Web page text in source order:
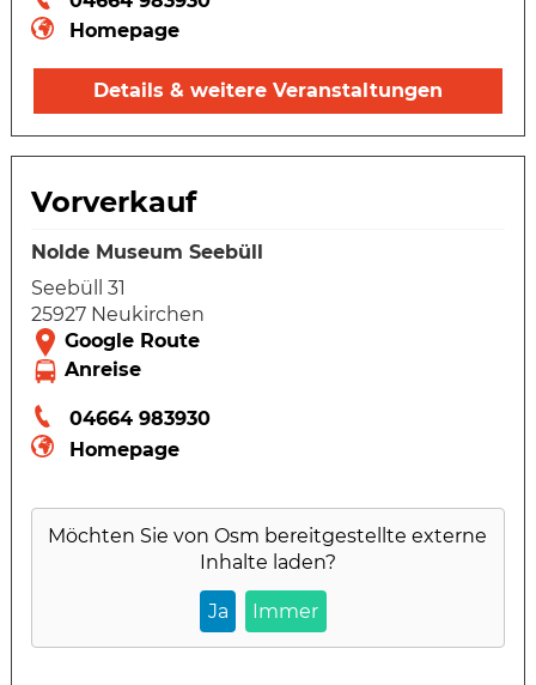
Homepage
Details & weitere Veranstaltungen
Vorverkauf
Nolde Museum Seebüll
Seebüll 31
25927 Neukirchen
04664 983930
Homepage
Möchten Sie vonOsm bereitgestellte externe
Inhalte laden?
Ja Immer